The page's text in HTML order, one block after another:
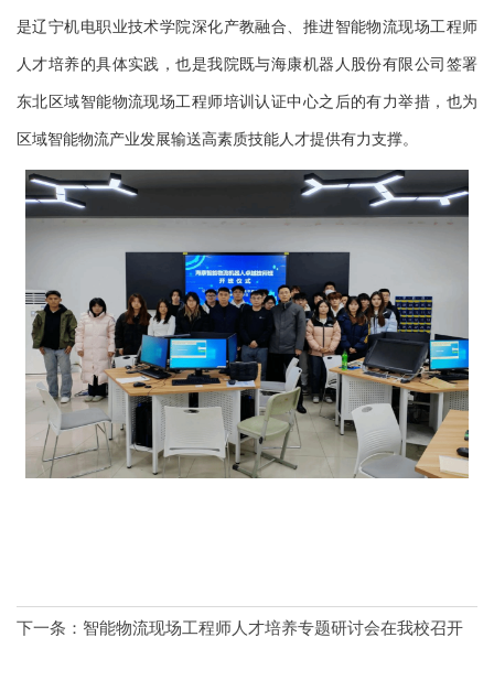
是辽宁机电职业技术学院深化产教融合、推进智能物流现场工程师
人才培养的具体实践，也是我院既与海康机器人股份有限公司签署
东北区域智能物流现场工程师培训认证中心之后的有力举措，也为
区域智能物流产业发展输送高素质技能人才提供有力支撑。
下一条： 智能物流现场工程师人才培养专题研讨会在我校召开